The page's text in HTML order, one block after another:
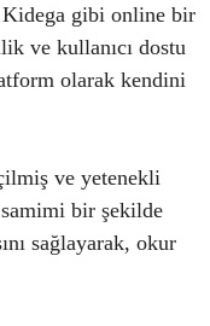
Kidega gibi online bir
ve kullanıcı dostu
olarak kendini
ve yetenekli
bir şekilde
sağlayarak, okur